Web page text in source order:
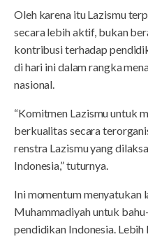
Oleh karena itu Lazismu
secara lebih aktif, bukan
kontribusi terhadap
di hari ini dalam rangka
nasional.
“Komitmen Lazismu untuk
berkualitas secara
renstra Lazismu yang
Indonesia,” tuturnya.
Ini momentum menyatukan
Muhammadiyah untuk
pendidikan Indonesia.